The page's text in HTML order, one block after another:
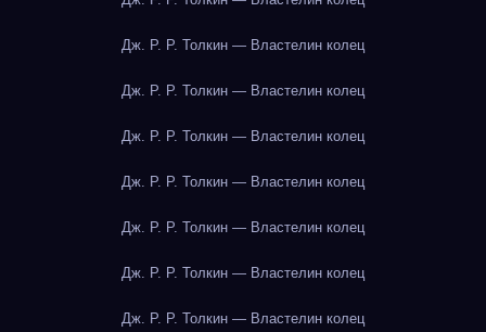
Дж. Р. Р. Толкин — Властелин колец
Дж. Р. Р. Толкин — Властелин колец
Дж. Р. Р. Толкин — Властелин колец
Дж. Р. Р. Толкин — Властелин колец
Дж. Р. Р. Толкин — Властелин колец
Дж. Р. Р. Толкин — Властелин колец
Дж. Р. Р. Толкин — Властелин колец